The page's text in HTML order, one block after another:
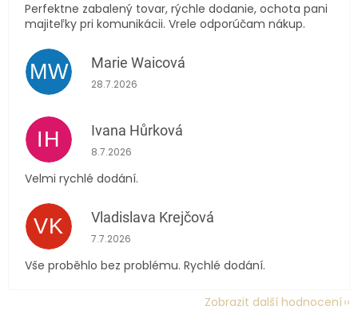
Perfektne zabalený tovar, rýchle dodanie, ochota pani
majiteľky pri komunikácii. Vrele odporúčam nákup.
MW Marie Waicová
Hodnocení obchodu je 5 z 5 hvězdiček.
28.7.2026
IH Ivana Hůrková
Hodnocení obchodu je 5 z 5 hvězdiček.
8.7.2026
Velmi rychlé dodání.
VK Vladislava Krejčová
Hodnocení obchodu je 5 z 5 hvězdiček.
7.7.2026
Vše proběhlo bez problému. Rychlé dodání.
Zobrazit další hodnocení